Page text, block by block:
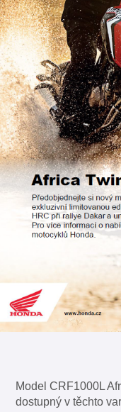
Model CRF1000L
dostupný v těchto